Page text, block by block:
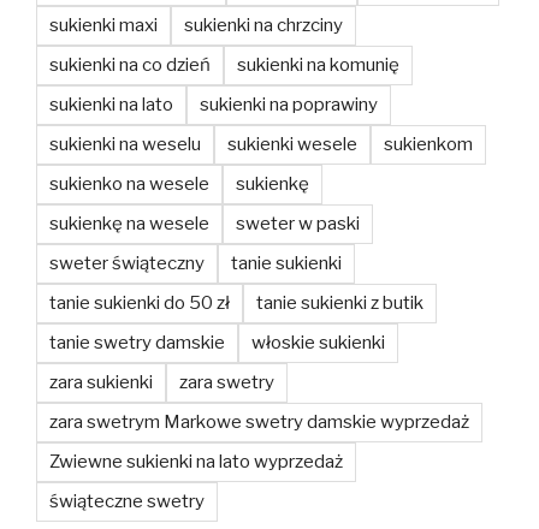
sukienki maxi
sukienki na chrzciny
sukienki na co dzień
sukienki na komunię
sukienki na lato
sukienki na poprawiny
sukienki na weselu
sukienki wesele
sukienkom
sukienko na wesele
sukienkę
sukienkę na wesele
sweter w paski
sweter świąteczny
tanie sukienki
tanie sukienki do 50 zł
tanie sukienki z butik
tanie swetry damskie
włoskie sukienki
zara sukienki
zara swetry
zara swetrym Markowe swetry damskie wyprzedaż
Zwiewne sukienki na lato wyprzedaż
świąteczne swetry